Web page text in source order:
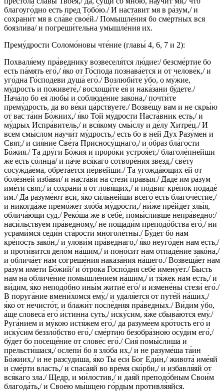
благоуго́дно есть пред Тобо́ю./ И наставит мя в ра́зум,/ и
сохрани́т мя в сла́ве свое́й./ Помышле́ния бо сме́ртных вся
боязли́ва/ и погреши́тельна умышле́ния их.
Прему́дрости Соломо́новы чте́ние (главы́ 4, 6, 7 и 2):
Похваля́ему пра́веднику возвеселя́тся лю́дие:/ безсме́ртие бо
есть па́мять его́,/ я́ко от Го́спода познава́ется и от челове́к,/ и
уго́дна Го́сподеви душа́ его́./ Возлюби́те у́бо, о му́жие,
му́дрость и поживете́,/ восхощи́те ея́ и нака́зани бу́дете./
Нача́ло бо ея́ любы́ и соблюде́ние зако́на,/ почти́те
прему́дрость, да во ве́ки ца́рствуете./ Возве́щу вам и не скры́ю
от вас та́ин Бо́жиих,/ я́ко Той му́дрости Наста́вник есть,/ и
му́дрых Испра́витель,/ и вся́кому смы́слу и де́лу Хитре́ц./ И
всем смы́слом научи́т му́дрость,/ есть бо в ней Дух Разу́мен и
Свят,/ и сия́ние Све́та Присносу́щнаго,/ и о́браз бла́гости
Бо́жия./ Та дру́ги Бо́жия и проро́ки устроя́ет,/ благоле́пнейши
же есть со́лнца/ и па́че вся́каго сотворе́ния звезд,/ све́ту
сосужда́ема, обрета́ется пе́рвейши./ Та угожда́ющих ей от
боле́зней изба́ви/ и наста́ви на стези́ пра́выя./ Даде́ им ра́зум
име́ти свят,/ и сохрани́ я от ловя́щих,/ и по́двиг кре́пок подаде́
им./ Да разуме́ют вси, я́ко си́льнейши всего́ есть благоче́стие,/
и никогда́же премо́жет зло́ба му́дрости,/ ни́же пре́йдет злы́я,
облича́ющи суд./ Реко́ша же в себе́, помы́сливше непра́ведно:/
наси́льствуем пра́ведному,/ не пощади́м преподо́бства его́,/ ни
усрами́мся седи́н ста́рости многоле́тны./ Бу́дет бо нам
кре́пость зако́н,/ и улови́м пра́веднаго,/ я́ко неуго́ден нам есть,/
и проти́вится дело́м на́шим,/ и поно́сит нам отпаде́ние зако́на,/
и облича́ет нам согреше́ния наказа́ния на́шего./ Возвеща́ет нам
ра́зум име́ти Бо́жий/ и о́трока Госпо́дня себе́ имену́ет./ Бысть
нам на обличе́ние помышле́нием на́шим,/ и тя́жек нам есть,/ и
ви́дим, я́ко неподо́бно ины́м житие́ его́/ и измене́ны стези́ его́./
В поруга́ние вмени́хомся ему́,/ и удаля́ется от путе́й на́ших,/
я́ко от нечисто́т, и блажи́т после́дняя пра́ведных./ Ви́дим у́бо,
а́ще словеса́ его́ и́стинна суть,/ иску́сим, я́же сбыва́ются ему́./
Руга́нием и му́кою истя́жем его́,/ да разуме́ем кро́тость его́ и
иску́сим беззло́бство его́,/ сме́ртию безобра́зною осу́дим его́,/
бу́дет бо посеще́ние от слове́с его́./ Сия́ помы́слиша и
прельсти́шася,/ ослепи́ бо я зло́ба их,/ и не разуме́ша та́ин
Бо́жиих,/ и не разсуди́ша, я́ко Ты еси́ Бог Еди́н,/ живота́ име́яй
и сме́рти власть,/ и спаса́яй во вре́мя ско́рби,/ и избавля́яй от
вся́каго зла./ Щедр, и ми́лостив,/ и дая́й преподо́бным Свои́м
благода́ть,/ и Свое́ю мы́шцею го́рдым противля́яйся.